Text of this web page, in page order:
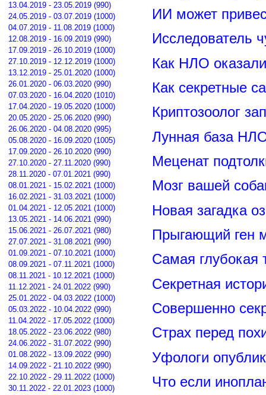
13.04.2019 - 23.05.2019 (990)
24.05.2019 - 03.07.2019 (1000)
04.07.2019 - 11.08.2019 (1000)
12.08.2019 - 16.09.2019 (990)
17.09.2019 - 26.10.2019 (1000)
27.10.2019 - 12.12.2019 (1000)
13.12.2019 - 25.01.2020 (1000)
26.01.2020 - 06.03.2020 (990)
07.03.2020 - 16.04.2020 (1010)
17.04.2020 - 19.05.2020 (1000)
20.05.2020 - 25.06.2020 (990)
26.06.2020 - 04.08.2020 (995)
05.08.2020 - 16.09.2020 (1005)
17.09.2020 - 26.10.2020 (990)
27.10.2020 - 27.11.2020 (990)
28.11.2020 - 07.01.2021 (990)
08.01.2021 - 15.02.2021 (1000)
16.02.2021 - 31.03.2021 (1000)
01.04.2021 - 12.05.2021 (1000)
13.05.2021 - 14.06.2021 (990)
15.06.2021 - 26.07.2021 (980)
27.07.2021 - 31.08.2021 (990)
01.09.2021 - 07.10.2021 (1000)
08.09.2021 - 07.11.2021 (1000)
08.11.2021 - 10.12.2021 (1000)
11.12.2021 - 24.01.2022 (990)
25.01.2022 - 04.03.2022 (1000)
05.03.2022 - 10.04.2022 (990)
11.04.2022 - 17.05.2022 (1000)
18.05.2022 - 23.06.2022 (980)
24.06.2022 - 31.07.2022 (990)
01.08.2022 - 13.09.2022 (990)
14.09.2022 - 21.10.2022 (990)
22.10.2022 - 29.11.2022 (1000)
30.11.2022 - 22.01.2023 (1000)
ИИ может
Исследователь
Как НЛО
Как секретные
Криптозоолог
Лунная база
Меценат
Мозг вашей
Новая загадка
Прыгающий ген
Самая глубокая
Секретная
Совершенно
Страх перед
Уфологи
Что если